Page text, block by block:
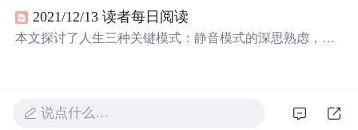
解传统建筑、非遗技艺与地域精神，推动文化旅游深度融
合。
2021/12/13 读者每日阅读
本文探讨了人生三种关键模式：静音模式的深思熟虑，游
说点什么…